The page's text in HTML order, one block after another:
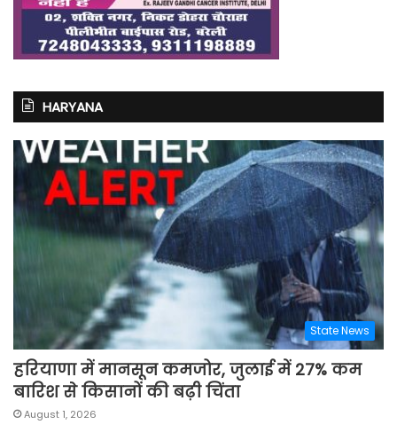
HARYANA
State News
हरियाणा में मानसून कमजोर, जुलाई में 27% कम
बारिश से किसानों की बढ़ी चिंता
August 1, 2026